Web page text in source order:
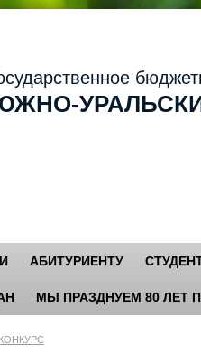
бюджетное
УРАЛЬСКИЙ
АБИТУРИЕНТУ
МЫ ПРАЗДНУЕМ 80 ЛЕТ